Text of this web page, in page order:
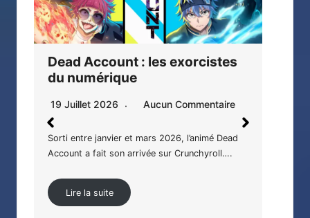
Secret bodyguard tome 7 : La
vérité éclate
6 Juillet 2026 Aucun Commentaire
Attaques, contre attaques, révélations, … Rien
ne va plus ! Titre : Secret bodyguard (Akabane
Lire la suite